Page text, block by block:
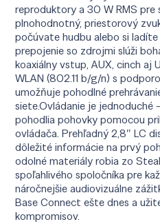
reproduktory a 30 W RMS pre
plnohodnotný, priestorový
počúvate hudbu alebo si
prepojenie so zdrojmi slúži
koaxiálny vstup, AUX, cinch aj
WLAN (802.11 b/g/n) s
umožňuje pohodlné
siete.Ovládanie je jednoduché
pohodlia pohovky pomocou
ovládača. Prehľadný 2,8″ LC
dôležité informácie na prvý
odolné materiály robia zo
spoľahlivého spoločníka pre
náročnejšie audiovizuálne
Base Connect ešte dnes a
kompromisov.